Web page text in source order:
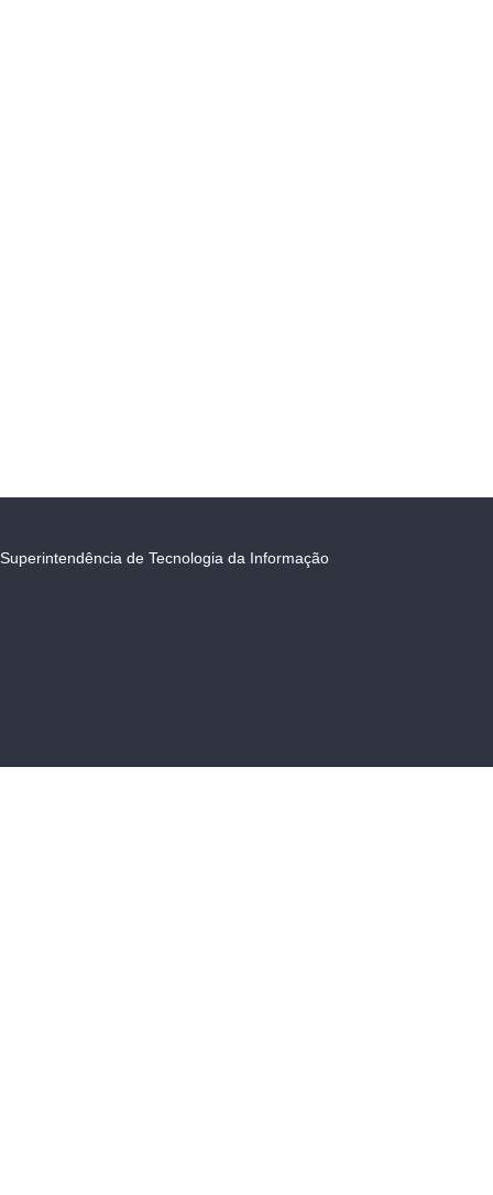
Superintendência de Tecnologia da Informação